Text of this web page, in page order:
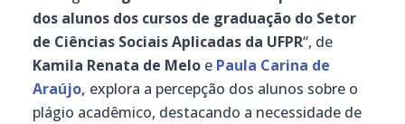
dos alunos dos cursos de graduação do Setor
de Ciências Sociais Aplicadas da UFPR“, de
Kamila Renata de Melo e Paula Carina de
Araújo, explora a percepção dos alunos sobre o
plágio acadêmico, destacando a necessidade de